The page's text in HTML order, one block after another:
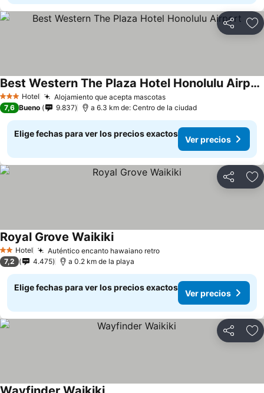
Compartir
3 Estrellas
Hotel Alojamiento que acepta mascotas
Best Western The Plaza Hotel Honolulu Airport
7,6 Bueno 9.837 a 6.3 km de: Centro de la ciudad
Elige fechas para ver los precios exactos
Ver precios
Compartir
2 Estrellas
Hotel Auténtico encanto hawaiano retro
Royal Grove Waikiki
7,2 4.475 a 0.2 km de la playa
Elige fechas para ver los precios exactos
Ver precios
Compartir